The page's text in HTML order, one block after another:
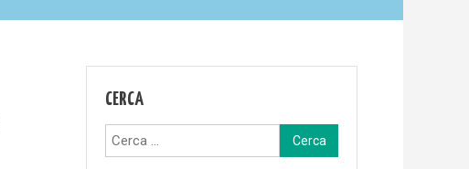
CERCA
Ricerca
per: